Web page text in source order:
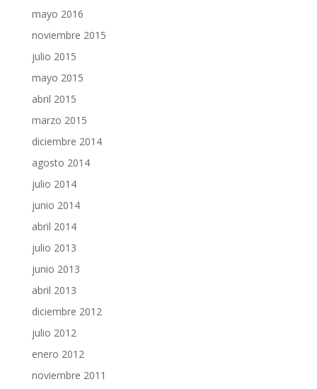
mayo 2016
noviembre 2015
julio 2015
mayo 2015
abril 2015
marzo 2015
diciembre 2014
agosto 2014
julio 2014
junio 2014
abril 2014
julio 2013
junio 2013
abril 2013
diciembre 2012
julio 2012
enero 2012
noviembre 2011